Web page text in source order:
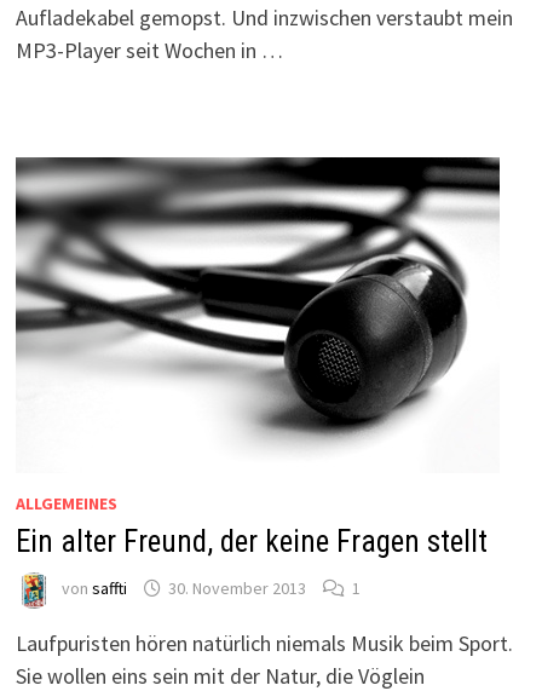
Aufladekabel gemopst. Und inzwischen verstaubt mein
MP3-Player seit Wochen in …
ALLGEMEINES
Ein alter Freund, der keine Fragen stellt
von saffti 30. November 2013 1
Laufpuristen hören natürlich niemals Musik beim Sport.
Sie wollen eins sein mit der Natur, die Vöglein